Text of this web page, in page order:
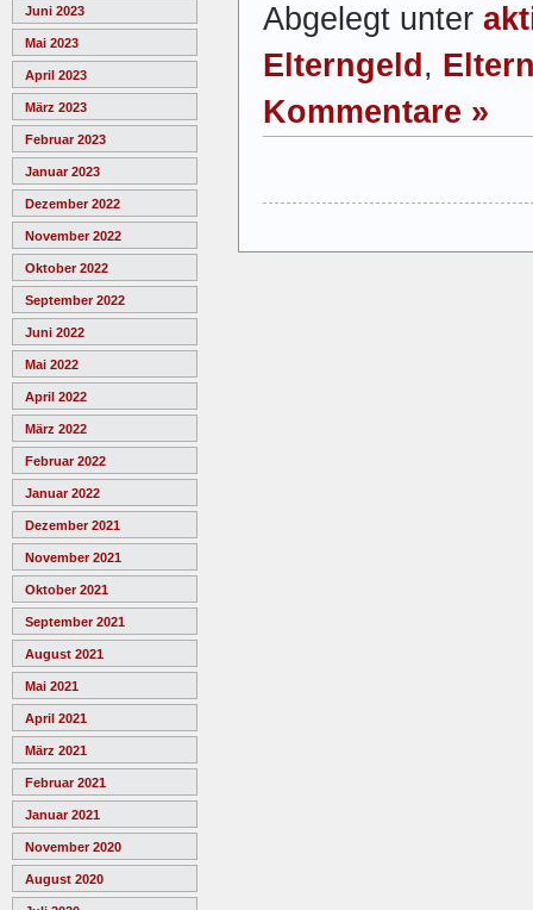
Juni 2023
Mai 2023
April 2023
März 2023
Februar 2023
Januar 2023
Dezember 2022
November 2022
Oktober 2022
September 2022
Juni 2022
Mai 2022
April 2022
März 2022
Februar 2022
Januar 2022
Dezember 2021
November 2021
Oktober 2021
September 2021
August 2021
Mai 2021
April 2021
März 2021
Februar 2021
Januar 2021
November 2020
August 2020
Abgelegt unter
Elterngeld ,
Kommentare »